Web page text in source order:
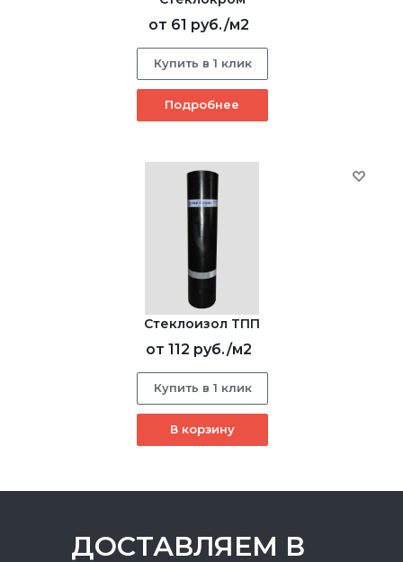
от 61 руб./м2
Купить в 1 клик
Подробнее
Стеклоизол ТПП
от 112 руб./м2
Купить в 1 клик
В корзину
ДОСТАВЛЯЕМ В